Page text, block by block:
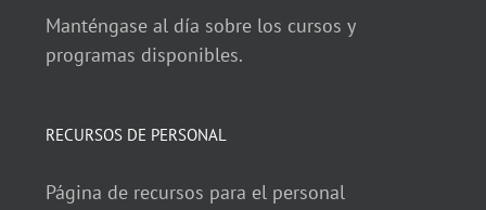
Manténgase al día sobre los cursos y
programas disponibles.
RECURSOS DE PERSONAL
Página de recursos para el personal